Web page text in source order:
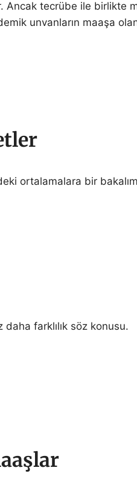
tecrübe ile birlikte
unvanların maaşa
ortalamalara bir
farklılık söz konusu.